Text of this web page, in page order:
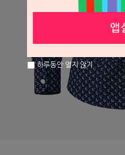
하루동안 열지 않기